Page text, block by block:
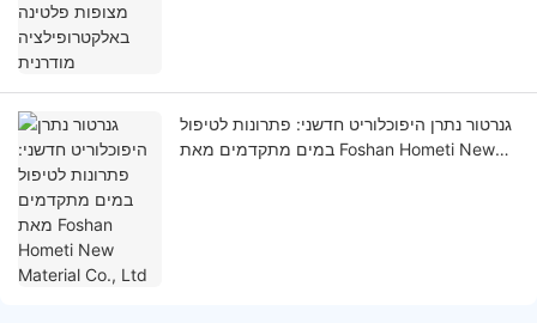
גנרטור נתרן היפוכלוריט חדשני: פתרונות לטיפול
במים מתקדמים מאת Foshan Hometi New